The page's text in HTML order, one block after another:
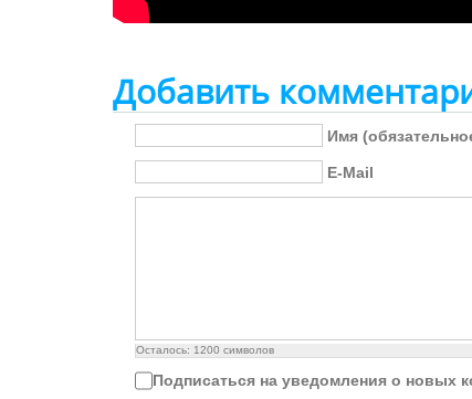
Добавить
Имя
E-Mail
Осталось: 1200 символов
Подписаться на уведомления о новых